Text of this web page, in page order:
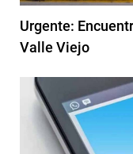
Urgente:
Valle Viejo